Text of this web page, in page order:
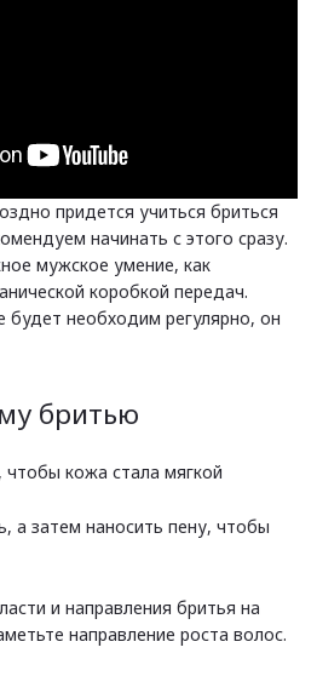
придется учиться бриться
начинать с этого сразу.
мужское умение, как
коробкой передач.
будет необходим регулярно, он
бритью
кожа стала мягкой
а затем наносить пену, чтобы
и направления бритья на
направление роста волос.